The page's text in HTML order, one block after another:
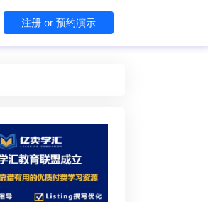
注册 or 预约演示